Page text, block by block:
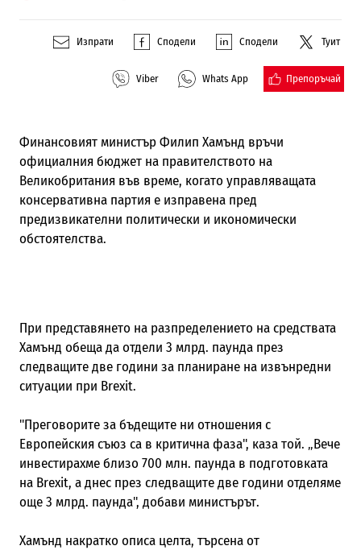
Изпрати Сподели Сподели Туит
Viber Whats App Препоръчай
Финансовият министър Филип Хамънд връчи
официалния бюджет на правителството на
Великобритания във време, когато управляващата
консервативна партия е изправена пред
предизвикателни политически и икономически
обстоятелства.
При представянето на разпределението на средствата
Хамънд обеща да отдели 3 млрд. паунда през
следващите две години за планиране на извънредни
ситуации при Brexit.
"Преговорите за бъдещите ни отношения с
Европейския съюз са в критична фаза", казатой. „Вече
инвестирахме близо 700 млн. паунда в подготовката
на Brexit, а днес през следващите две години отделяме
още 3 млрд. паунда", добави министърът.
Хамънд накратко описа целта, търсена от